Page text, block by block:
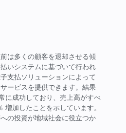
は多くの顧客を退却させる傾
いシステムに基づいて行われ
支払ソリューションによって
ービスを提供できます。結果
に成功しており、売上高がすべ
増加したことを示しています。
の投資が地域社会に役立つか